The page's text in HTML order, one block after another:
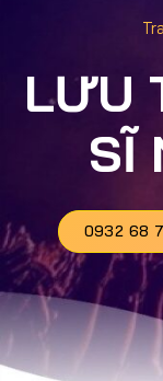
LƯU
SĨ
0932 68